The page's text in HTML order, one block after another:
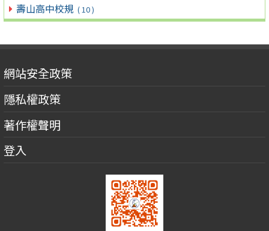
壽山高中校規 ( 10 )
網站安全政策
隱私權政策
著作權聲明
登入